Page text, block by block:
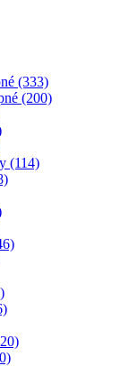
(333)
(200)
(114)